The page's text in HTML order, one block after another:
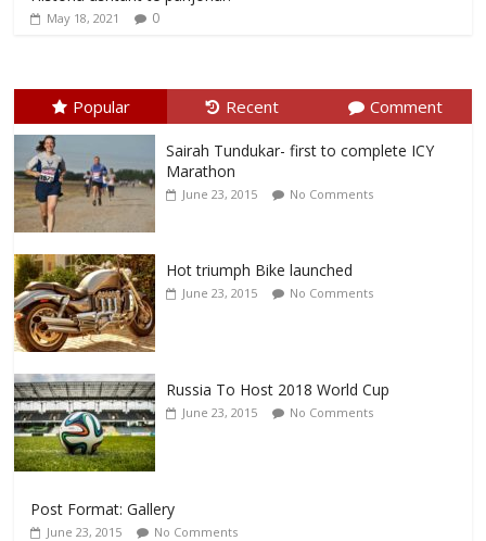
May 18, 2021 0
Popular Recent Comment
Sairah Tundukar- first to complete ICY
Marathon
June 23, 2015 No Comments
Hot triumph Bike launched
June 23, 2015 No Comments
Russia To Host 2018 World Cup
June 23, 2015 No Comments
Post Format: Gallery
June 23, 2015 No Comments